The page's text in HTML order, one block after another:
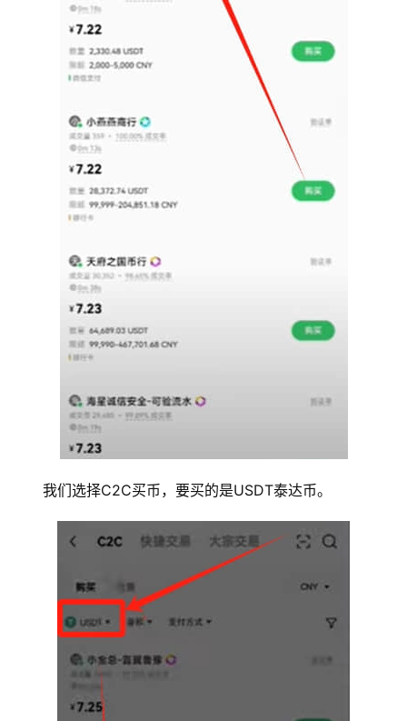
我们选择C2C买币，要买的是USDT泰达币。